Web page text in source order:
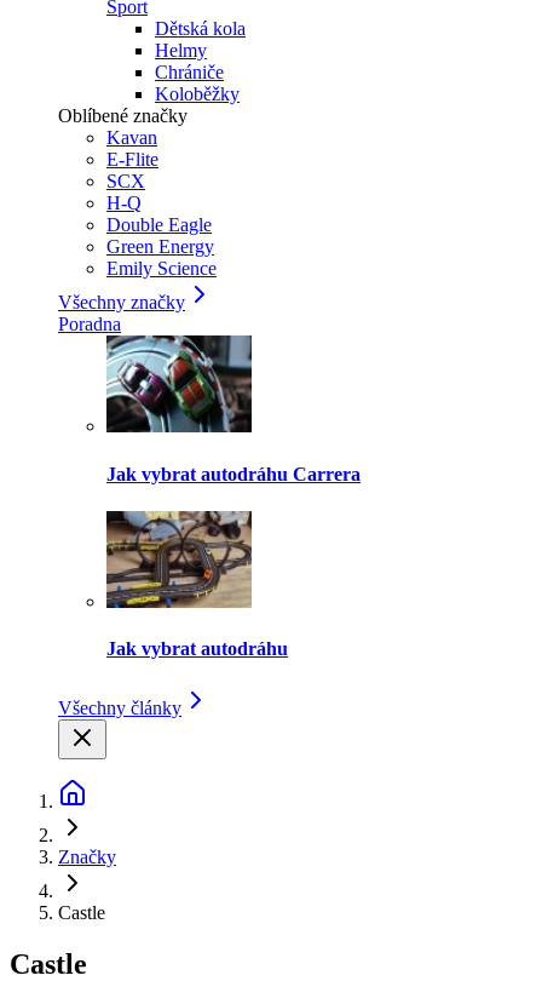
Sport
Dětská kola
Helmy
Chrániče
Koloběžky
Oblíbené značky
Kavan
E-Flite
SCX
H-Q
Double Eagle
Green Energy
Emily Science
Všechny značky
Poradna
Jak vybrat autodráhu Carrera
Jak vybrat autodráhu
Všechny články
Značky
Castle
Castle